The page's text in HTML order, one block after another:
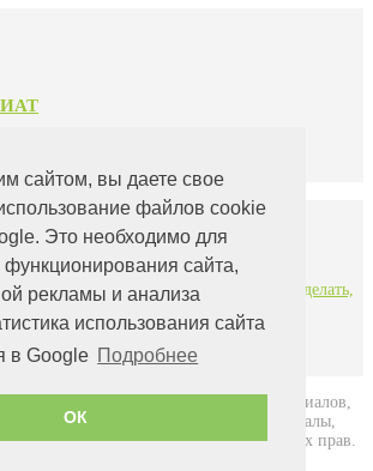
сайтом, вы даете свое
файлов cookie
Это необходимо для
функционирования сайта,
рекламы и анализа
использования сайта
в Google Подробнее
ОК
Windows 10
PowerPoint в формате PPTX
которую действительно надо сделать,
Windows 10 на SSD
имена всех файлов в папке?
хранение данных на разных носителях —
опыта
Павлова ©. Автором всех материалов,
является
. Материалы,
охраняются Законом о защите авторских прав.